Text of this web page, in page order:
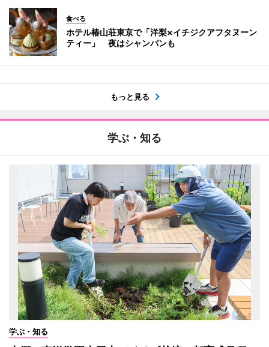
食べる
ホテル椿山荘東京で「洋梨×イチジクアフタヌーン
ティー」 夜はシャンパンも
もっと見る
学ぶ・知る
学ぶ・知る